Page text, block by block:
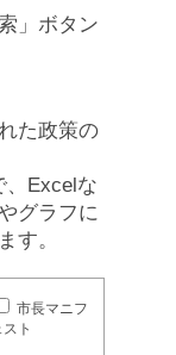
」ボタン
た政策の
、Excelな
グラフに
す。
市長マニフ
スト